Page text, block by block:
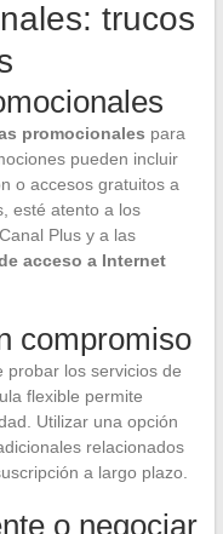
trucos
promocionales para
pueden incluir
o accesos gratuitos a
esté atento a los
Plus y a las
acceso a Internet
compromiso
probar los servicios de
flexible permite
Utilizar una opción
relacionados
a largo plazo.
o negociar